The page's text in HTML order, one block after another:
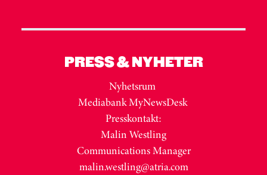
PRESS & NYHETER
Nyhetsrum
Mediabank MyNewsDesk
Presskontakt:
Malin Westling
Communications Manager
malin.westling@atria.com